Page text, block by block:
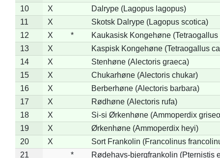
10
X
Dalrype (Lagopus lagopus)
11
X
Skotsk Dalrype (Lagopus scotica)
12
X *
Kaukasisk Kongehøne
13
X
Kaspisk Kongehøne (Tetraogallus
14
X
Stenhøne (Alectoris graeca)
15
X
Chukarhøne (Alectoris chukar)
16
X
Berberhøne (Alectoris barbara)
17
X
Rødhøne (Alectoris rufa)
18
X
Si-si Ørkenhøne (Ammoperdix
19
X
Ørkenhøne (Ammoperdix heyi)
20
X
Sort Frankolin (Francolinus
21
*
Rødehavs-bjergfrankolin (Pternistis